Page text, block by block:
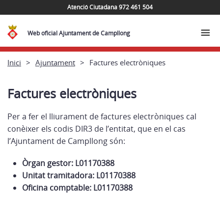
Atenció Ciutadana 972 461 504
Web oficial Ajuntament de Campllong
Inici Ajuntament Factures electròniques
Factures electròniques
Per a fer el lliurament de factures electròniques cal
conèixer els codis DIR3 de l’entitat, que en el cas
l’Ajuntament de Campllong són:
Òrgan gestor: L01170388
Unitat tramitadora: L01170388
Oficina comptable: L01170388